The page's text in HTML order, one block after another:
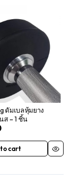
ดัมเบลหุ้มยาง
ส – 1 ชิ้น
cart